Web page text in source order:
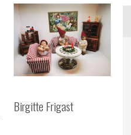
Birgitte Frigast